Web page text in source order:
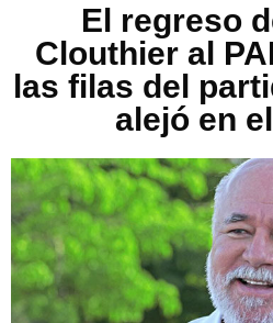
El regreso
Clouthier al
las filas del
alejó en